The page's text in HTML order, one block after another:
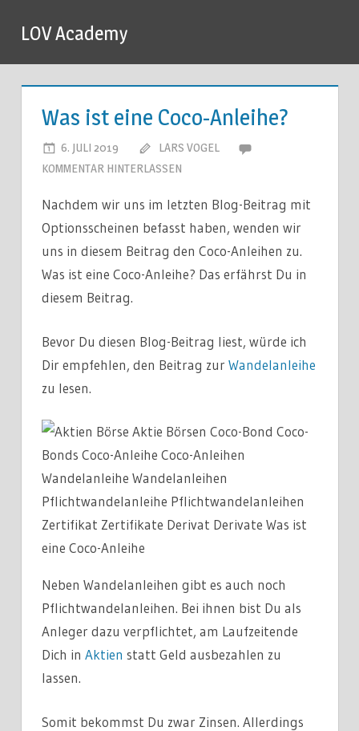
InhaltLOV Academy
Was ist eine Coco-Anleihe?
6. JULI 2019
LARS VOGEL
KOMMENTAR HINTERLASSEN
Nachdem wir uns im letzten Blog-Beitrag mit
Optionsscheinen befasst haben, wenden wir
uns in diesem Beitrag den Coco-Anleihen zu.
Was ist eine Coco-Anleihe? Das erfährst Du in
diesem Beitrag.
Bevor Du diesen Blog-Beitrag liest, würde ich
Dir empfehlen, den Beitrag zur Wandelanleihe
zu lesen.
Neben Wandelanleihen gibt es auch noch
Pflichtwandelanleihen. Bei ihnen bist Du als
Anleger dazu verpflichtet, am Laufzeitende
Dich in Aktien statt Geld ausbezahlen zu
lassen.
Somit bekommst Du zwar Zinsen. Allerdings